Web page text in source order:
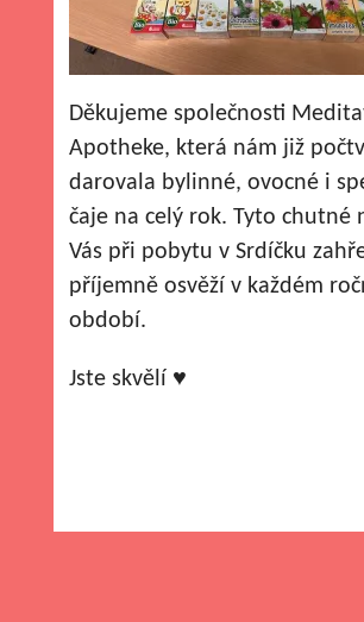
Děkujeme společnosti
Apotheke, která nám již
darovala bylinné, ovocné i
čaje na celý rok. Tyto chutné
Vás při pobytu v Srdíčku
příjemně osvěží v každém
období.
Jste skvělí ♥